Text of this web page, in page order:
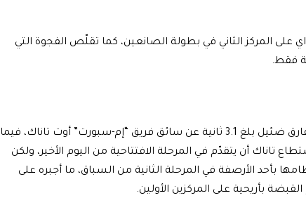
على المركز الثاني في بطولة الصانعين، كما تقلّص الفجوة التي
وبدأ نوفيل اليوم الأخير من الرالي متقدماً بفارق ضئيل بلغ 3.1 ثانية عن سائق فريق “إم-سبورت” أوت تاناك، فيما
تاناك أن يتقدّم في المرحلة الافتتاحية من اليوم الأخير، ولكن
بأحد الأرصفة في المرحلة الثانية من السباق، ما أجبره على
بأريحية على المركزين الأولين.